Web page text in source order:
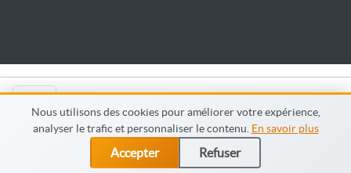
Nous utilisons des cookies pour améliorer votre expérience,
analyser le trafic et personnaliser le contenu. En savoir plus
Accepter Refuser
© Capadistance.fr 2026